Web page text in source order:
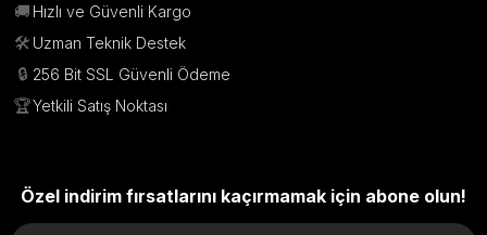
🚚 Hızlı ve Güvenli Kargo
🛠️ Uzman Teknik Destek
🔒 256 Bit SSL Güvenli Ödeme
🏆Yetkili Satış Noktası
Özel indirim fırsatlarını kaçırmamak için abone olun!